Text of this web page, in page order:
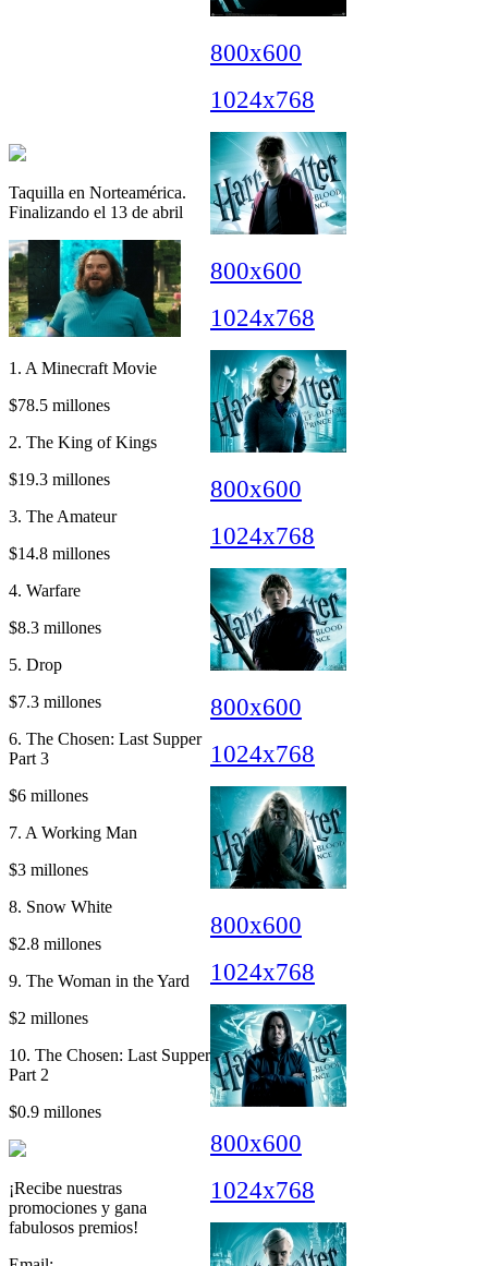
Taquilla en Norteamérica.
Finalizando el 13 de abril
1. A Minecraft Movie
$78.5 millones
2. The King of Kings
$19.3 millones
3. The Amateur
$14.8 millones
4. Warfare
$8.3 millones
5. Drop
$7.3 millones
6. The Chosen: Last Supper
Part 3
$6 millones
7. A Working Man
$3 millones
8. Snow White
$2.8 millones
9. The Woman in the Yard
$2 millones
10. The Chosen: Last Supper
Part 2
$0.9 millones
¡Recibe nuestras
promociones y gana
fabulosos premios!
800x600
1024x768
800x600
1024x768
800x600
1024x768
800x600
1024x768
800x600
1024x768
800x600
1024x768